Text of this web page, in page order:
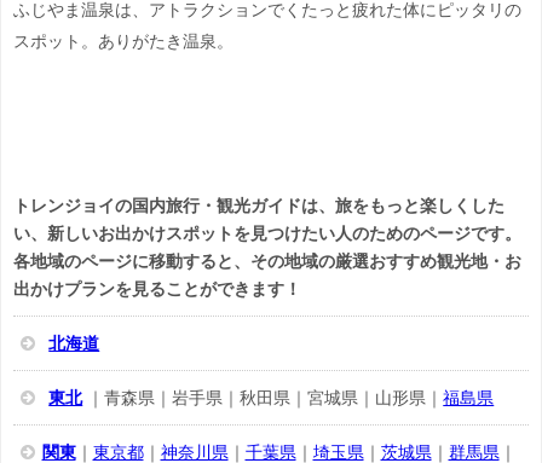
ふじやま温泉は、アトラクションでくたっと疲れた体にピッタリの
スポット。ありがたき温泉。
トレンジョイの国内旅行・観光ガイドは、旅をもっと楽しくした
い、新しいお出かけスポットを見つけたい人のためのページです。
各地域のページに移動すると、その地域の厳選おすすめ観光地・お
出かけプランを見ることができます！
北海道
東北｜青森県｜岩手県｜秋田県｜宮城県｜山形県｜福島県
関東｜ 東京都｜ 神奈川県 千葉県 埼玉県 茨城県 群馬県